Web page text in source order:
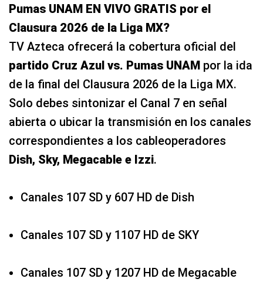
Pumas UNAM EN VIVO GRATIS por el
Clausura 2026 de la Liga MX?
TV Azteca ofrecerá la cobertura oficial del
partido Cruz Azul vs. Pumas UNAM por la ida
de la final del Clausura 2026 de la Liga MX.
Solo debes sintonizar el Canal 7 en señal
abierta o ubicar la transmisión en los canales
correspondientes a los cableoperadores
Dish, Sky, Megacable e Izzi.
Canales 107 SD y 607 HD de Dish
Canales 107 SD y 1107 HD de SKY
Canales 107 SD y 1207 HD de Megacable